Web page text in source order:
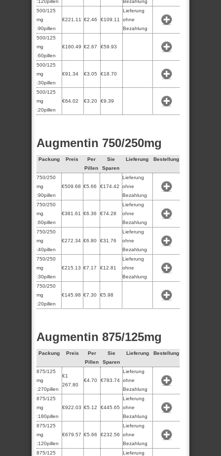
:120pillen
Bezahlung
500/125
mg
:90pillen
€221.11 €2.46 €109.11
Lieferung
ohne
Bezahlung
500/125
mg
:60pillen
€160.49 €2.67 €59.93
500/125
mg
:30pillen
€91.34 €3.05 €18.70
500/125
mg
:20pillen
€64.02 €3.20 €9.39
Augmentin 750/250mg
Packung Preis
Per
Pillen
Sie
Sparen
Lieferung Bestellung
750/250
mg
:90pillen
€509.68 €5.66 €174.42
Lieferung
ohne
Bezahlung
750/250
mg
:60pillen
€381.61 €6.36 €74.28
Lieferung
ohne
Bezahlung
750/250
mg
:40pillen
€272.34 €6.80 €31.76
Lieferung
ohne
Bezahlung
750/250
mg
:30pillen
€215.13 €7.17 €12.81
Lieferung
ohne
Bezahlung
750/250
mg
:20pillen
€145.98 €7.30 €5.98
Augmentin 875/125mg
Packung Preis
Per
Pillen
Sie
Sparen
Lieferung Bestellung
875/125
mg
:270pillen
€1
267.80
€4.70 €783.74
Lieferung
ohne
Bezahlung
875/125
mg
:180pillen
€922.03 €5.12 €445.65
Lieferung
ohne
Bezahlung
875/125
mg
:120pillen
€679.57 €5.66 €232.56
Lieferung
ohne
Bezahlung
875/125
Lieferung